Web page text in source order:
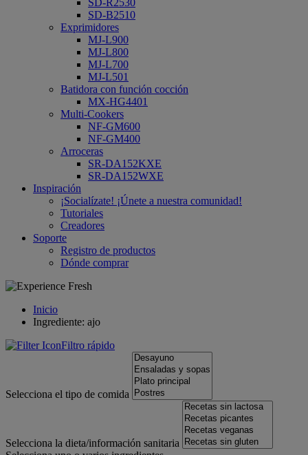
SD-R2530
SD-B2510
Exprimidores
MJ-L900
MJ-L800
MJ-L700
MJ-L501
Batidora con función cocción
MX-HG4401
Multi-Cookers
NF-GM600
NF-GM400
Arroceras
SR-DA152KXE
SR-DA152WXE
Inspiración
¡Socialízate! ¡Únete a nuestra comunidad!
Tutoriales
Creadores
Soporte
Registro de productos
Dónde comprar
Inicio
Ingrediente: ajo
Filtro rápido
Selecciona el tipo de comida
Selecciona la dieta/información sanitaria